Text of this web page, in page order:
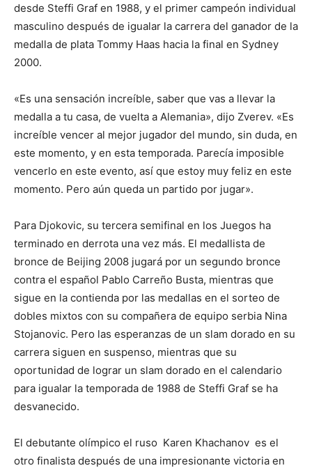
desde Steffi Graf en 1988, y el primer campeón individual
masculino después de igualar la carrera del ganador de la
medalla de plata Tommy Haas hacia la final en Sydney
2000.
«Es una sensación increíble, saber que vas a llevar la
medalla a tu casa, de vuelta a Alemania», dijo Zverev. «Es
increíble vencer al mejor jugador del mundo, sin duda, en
este momento, y en esta temporada. Parecía imposible
vencerlo en este evento, así que estoy muy feliz en este
momento. Pero aún queda un partido por jugar».
Para Djokovic, su tercera semifinal en los Juegos ha
terminado en derrota una vez más. El medallista de
bronce de Beijing 2008 jugará por un segundo bronce
contra el español Pablo Carreño Busta, mientras que
sigue en la contienda por las medallas en el sorteo de
dobles mixtos con su compañera de equipo serbia Nina
Stojanovic. Pero las esperanzas de un slam dorado en su
carrera siguen en suspenso, mientras que su
oportunidad de lograr un slam dorado en el calendario
para igualar la temporada de 1988 de Steffi Graf se ha
desvanecido.
El debutante olímpico el ruso Karen Khachanov es el
otro finalista después de una impresionante victoria en